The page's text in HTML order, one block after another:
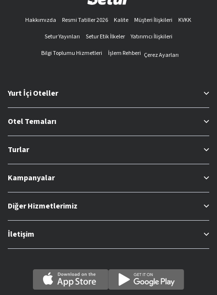
Hakkımızda Resmi Tatiller 2026 Kalite Müşteri İlişkileri
KVKK
Setur Yayınları
Setur Etik İlkeler
Yatırımcı İlişkileri
Bilgi Toplumu Hizmetleri
İşlem Rehberi Çerez Ayarları
Yurt İçi Oteller
Otel Temaları
Turlar
Kampanyalar
Diğer Hizmetlerimiz
İletişim